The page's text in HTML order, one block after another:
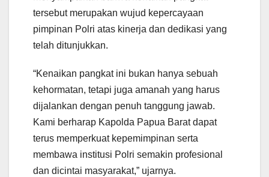
tersebut merupakan wujud kepercayaan
pimpinan Polri atas kinerja dan dedikasi yang
telah ditunjukkan.
“Kenaikan pangkat ini bukan hanya sebuah
kehormatan, tetapi juga amanah yang harus
dijalankan dengan penuh tanggung jawab.
Kami berharap Kapolda Papua Barat dapat
terus memperkuat kepemimpinan serta
membawa institusi Polri semakin profesional
dan dicintai masyarakat,” ujarnya.